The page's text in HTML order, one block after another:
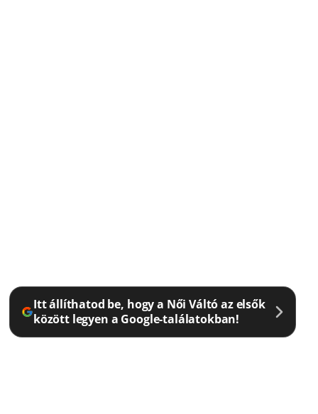
Itt állíthatod be, hogy a Női Váltó az elsők
között legyen a Google-találatokban!